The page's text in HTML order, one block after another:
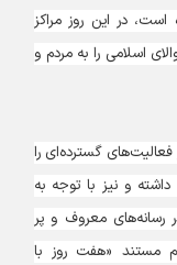
در این روز مراکز
اسلامی را به مردم و
گسترده‌ای را
و نیز با توجه به
معروف و پر
«هفت روز با